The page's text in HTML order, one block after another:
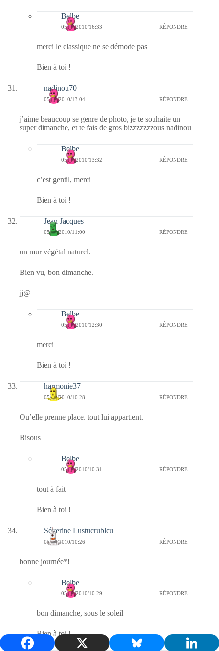
Belbe
05/09/2010/16:33 RÉPONDRE
merci le classique ne se démode pas
Bien à toi !
nadinou70
05/09/2010/13:04 RÉPONDRE
j’aime beaucoup se genre de photo, je te souhaite un
super dimanche, et te fais de gros bizzzzzzzous nadinou
Belbe
05/09/2010/13:32 RÉPONDRE
c’est gentil, merci
Bien à toi !
Jean Jacques
05/09/2010/11:00 RÉPONDRE
un mur végétal naturel.
Bien vu, bon dimanche.
jj@+
Belbe
05/09/2010/12:30 RÉPONDRE
merci
Bien à toi !
harmonie37
05/09/2010/10:28 RÉPONDRE
Qu’elle prenne place, tout lui appartient.
Bisous
Belbe
05/09/2010/10:31 RÉPONDRE
tout à fait
Bien à toi !
Séverine Lustucrubleu
05/09/2010/10:26 RÉPONDRE
bonne journée*!
Belbe
05/09/2010/10:29 RÉPONDRE
bon dimanche, sous le soleil
Bien à toi !